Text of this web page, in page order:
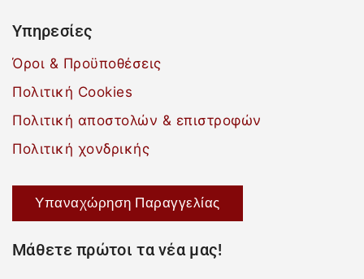
Υπηρεσίες
Όροι & Προϋποθέσεις
Πολιτική Cookies
Πολιτική αποστολών & επιστροφών
Πολιτική χονδρικής
Υπαναχώρηση Παραγγελίας
Μάθετε πρώτοι τα νέα μας!